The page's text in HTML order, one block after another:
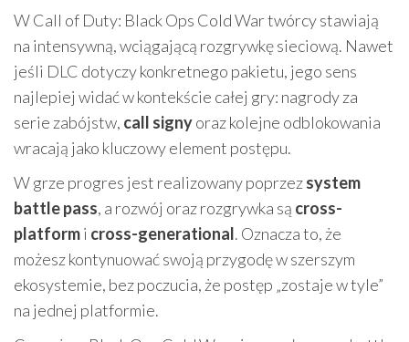
W Call of Duty: Black Ops Cold War twórcy stawiają
na intensywną, wciągającą rozgrywkę sieciową. Nawet
jeśli DLC dotyczy konkretnego pakietu, jego sens
najlepiej widać w kontekście całej gry: nagrody za
serie zabójstw, call signyoraz kolejne odblokowania
wracają jako kluczowy element postępu.
W grze progres jest realizowany poprzezsystem
battle pass, a rozwój oraz rozgrywka są cross-
platformi cross-generational. Oznacza to, że
możesz kontynuować swoją przygodę w szerszym
ekosystemie, bez poczucia, że postęp „zostaje w tyle”
na jednej platformie.